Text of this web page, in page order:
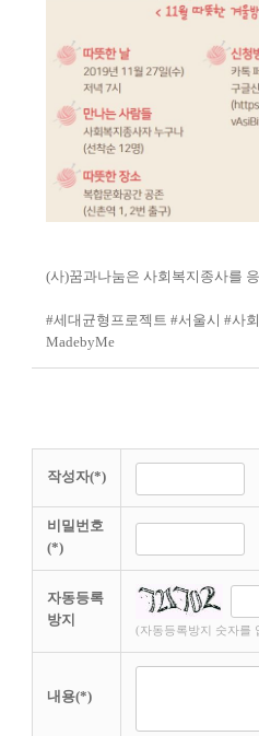
(사)꿈과나눔은 사회복지종사를
#세대균형프로젝트 #서울시 #사
MadebyMe
작성자(*)
비밀번호
(*)
자동등록
방지
(자동등록방지 숫자를
내용(*)